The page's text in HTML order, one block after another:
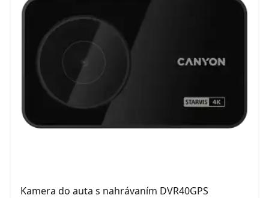
Kamera do auta s nahrávaním DVR40GPS